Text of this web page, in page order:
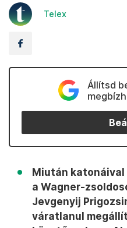
Telex
Állítsd
Miután
a Wagner-
Jevgenyij
váratlanul